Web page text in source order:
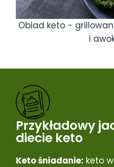
Obiad keto -
i
Przykładowy
diecie keto
Keto śniadanie: keto